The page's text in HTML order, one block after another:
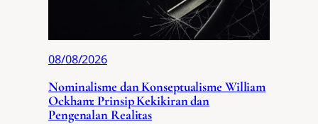
08/08/2026
Nominalisme dan Konseptualisme William
Ockham: Prinsip Kekikiran dan
Pengenalan Realitas